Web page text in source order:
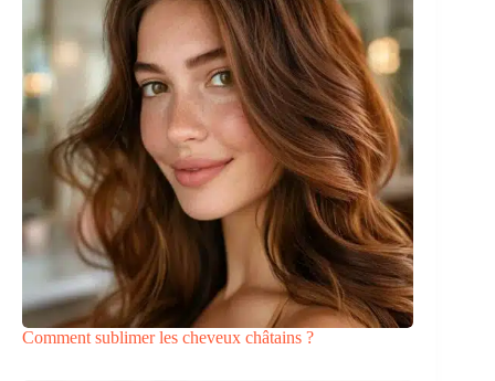
Comment sublimer les cheveux châtains ?